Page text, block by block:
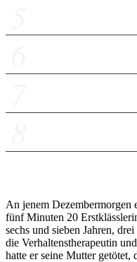
An jenem Dezembermorgen
fünf Minuten 20
sechs und sieben Jahren,
die Verhaltenstherapeutin
hatte er seine Mutter getötet,